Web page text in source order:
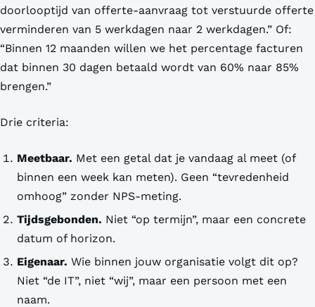
doorlooptijd van offerte-aanvraag tot verstuurde offerte
verminderen van 5 werkdagen naar 2 werkdagen.” Of:
“Binnen 12 maanden willen we het percentage facturen
dat binnen 30 dagen betaald wordt van 60% naar 85%
brengen.”
Drie criteria:
Meetbaar. Met een getal dat je vandaag al meet (of
binnen een week kan meten). Geen “tevredenheid
omhoog” zonder NPS-meting.
Tijdsgebonden. Niet “op termijn”, maar een concrete
datum of horizon.
Eigenaar. Wie binnen jouw organisatie volgt dit op?
Niet “de IT”, niet “wij”, maar een persoon met een
naam.